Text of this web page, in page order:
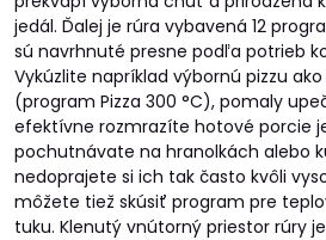
jedál. Ďalej je rúra vybavená 12
sú navrhnuté presne podľa potrieb
Vykúzlite napríklad výbornú pizzu
(program Pizza 300 °C), pomaly
efektívne rozmrazíte hotové porcie
pochutnávate na hranolkách alebo
nedoprajete si ich tak často kvôli
môžete tiež skúsiť program pre
tuku. Klenutý vnútorný priestor rúry